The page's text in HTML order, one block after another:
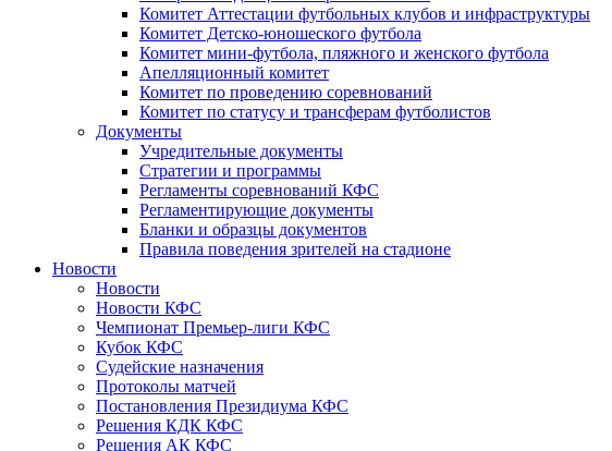
Комитет Аттестации футбольных клубов и инфраструктуры
Комитет Детско-юношеского футбола
Комитет мини-футбола, пляжного и женского футбола
Апелляционный комитет
Комитет по проведению соревнований
Комитет по статусу и трансферам футболистов
Документы
Учредительные документы
Стратегии и программы
Регламенты соревнований КФС
Регламентирующие документы
Бланки и образцы документов
Правила поведения зрителей на стадионе
Новости
Новости
Новости КФС
Чемпионат Премьер-лиги КФС
Кубок КФС
Судейские назначения
Протоколы матчей
Постановления Президиума КФС
Решения КДК КФС
Решения АК КФС